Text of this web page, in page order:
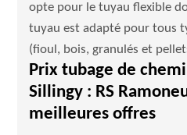
opte pour le tuyau flexible
tuyau est adapté pour tous
(fioul, bois, granulés et
Prix tubage de
Sillingy : RS
meilleures offres